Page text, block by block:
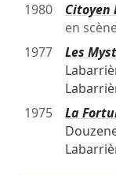
1980
Citoyen
en
1977
Les
1975
La